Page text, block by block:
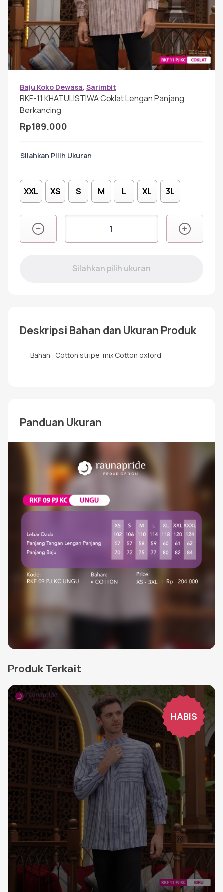
Gamis Anak-anak
Baju Koko Anak
Hijab
Sarimbit
Tunik
Baju Koko Dewasa, Sarimbit
RKF-11 KHATULISTIWA Coklat Lengan Panjang
Berkancing
Rp189.000
Ukuran
XXL XS S M L XL 3L
RKF-
Lengan
Deskripsi Bahan dan Ukuran Produk
Bahan : Cotton stripe mix Cotton oxford
Panduan Ukuran
Produk Terkait
HABIS